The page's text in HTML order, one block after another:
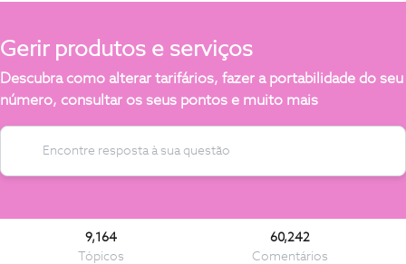
Gerir produtos e serviços
Descubra como alterar tarifários, fazer a portabilidade do seu
número, consultar os seus pontos e muito mais
9,164
Tópicos
60,242
Comentários